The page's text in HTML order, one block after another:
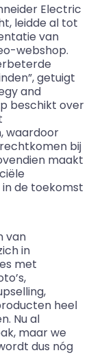
Electric
leidde al tot
van
webshop.
getuigt
and
beschikt over
waardoor
bij
maakt
de toekomst
van
in
met
heel
Nu al
maar we
dus nóg